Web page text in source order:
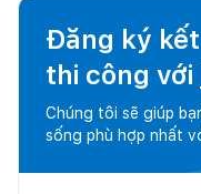
Đăng ký
thi công với
Chúng tôi sẽ giúp
sống phù hợp nhất